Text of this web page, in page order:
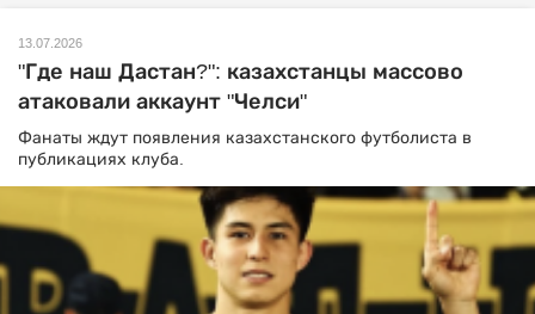
13.07.2026
"Где наш Дастан?": казахстанцы массово
атаковали аккаунт "Челси"
Фанаты ждут появления казахстанского футболиста в
публикациях клуба.